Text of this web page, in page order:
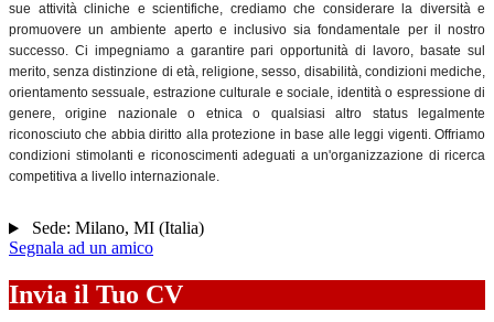
sue attività cliniche e scientifiche, crediamo che considerare la diversità e
promuovere un ambiente aperto e inclusivo sia fondamentale per il nostro
successo. Ci impegniamo a garantire pari opportunità di lavoro, basate sul
merito, senza distinzione di età, religione, sesso, disabilità, condizioni mediche,
orientamento sessuale, estrazione culturale e sociale, identità o espressione di
genere, origine nazionale o etnica o qualsiasi altro status legalmente
riconosciuto che abbia diritto alla protezione in base alle leggi vigenti. Offriamo
condizioni stimolanti e riconoscimenti adeguati a un'organizzazione di ricerca
competitiva a livello internazionale.
Sede: Milano, MI(Italia)
Segnala ad un amico
Invia il Tuo CV